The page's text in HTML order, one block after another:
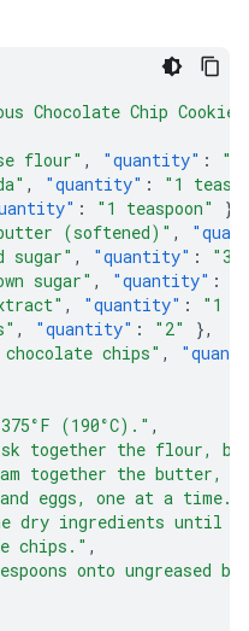
Chocolate Chip
flour" , "quantity" :
"2
, "quantity" :
"1
: "1 teaspoon"
},
(softened)" ,
sugar" , "quantity" :
"3/
sugar" , "quantity" :
, "quantity" :
"1
, "quantity" : "2"
},
chocolate chips" ,
(190°C)." ,
together the flour,
together the butter,
eggs, one at a time."
dry ingredients until
chips." ,
onto ungreased